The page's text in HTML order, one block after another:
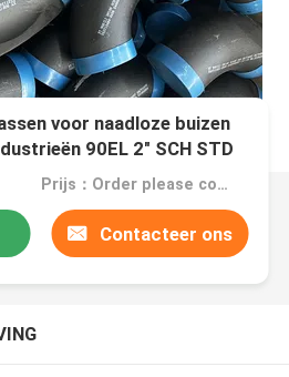
voor naadloze buizen
90EL 2" SCH STD
Prijs：Order please contact customer service
Contacteer ons